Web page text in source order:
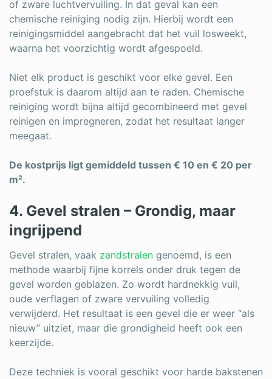
of zware luchtvervuiling. In dat geval kan een
chemische reiniging nodig zijn. Hierbij wordt een
reinigingsmiddel aangebracht dat het vuil losweekt,
waarna het voorzichtig wordt afgespoeld.
Niet elk product is geschikt voor elke gevel. Een
proefstuk is daarom altijd aan te raden. Chemische
reiniging wordt bijna altijd gecombineerd met gevel
reinigen en impregneren, zodat het resultaat langer
meegaat.
De kostprijs ligt gemiddeld tussen € 10 en € 20 per
m².
4. Gevel stralen – Grondig, maar
ingrijpend
Gevel stralen, vaak zandstralen genoemd, is een
methode waarbij fijne korrels onder druk tegen de
gevel worden geblazen. Zo wordt hardnekkig vuil,
oude verflagen of zware vervuiling volledig
verwijderd. Het resultaat is een gevel die er weer “als
nieuw” uitziet, maar die grondigheid heeft ook een
keerzijde.
Deze techniek is vooral geschikt voor harde bakstenen